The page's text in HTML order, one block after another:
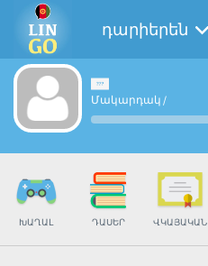
դարիերեն
Մակարդակ /
ԽԱՂԱԼ ԴԱՍԵՐ ՎԿԱՅԱԿԱՆ